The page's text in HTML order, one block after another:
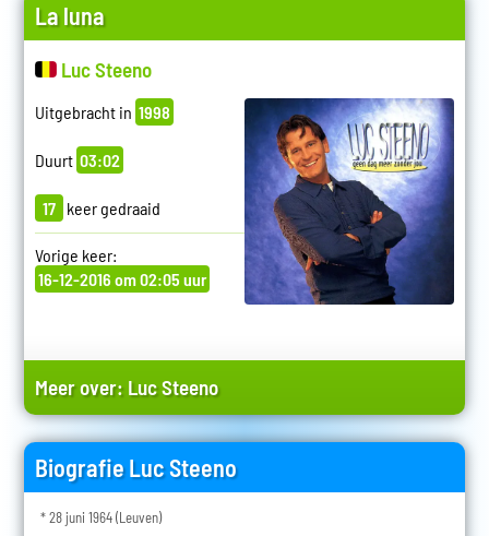
La luna
Luc Steeno
Uitgebracht in 1998
Duurt 03:02
17 keer gedraaid
Vorige keer:
16-12-2016 om 02:05 uur
Meer over: Luc Steeno
Biografie Luc Steeno
* 28 juni 1964 (Leuven)